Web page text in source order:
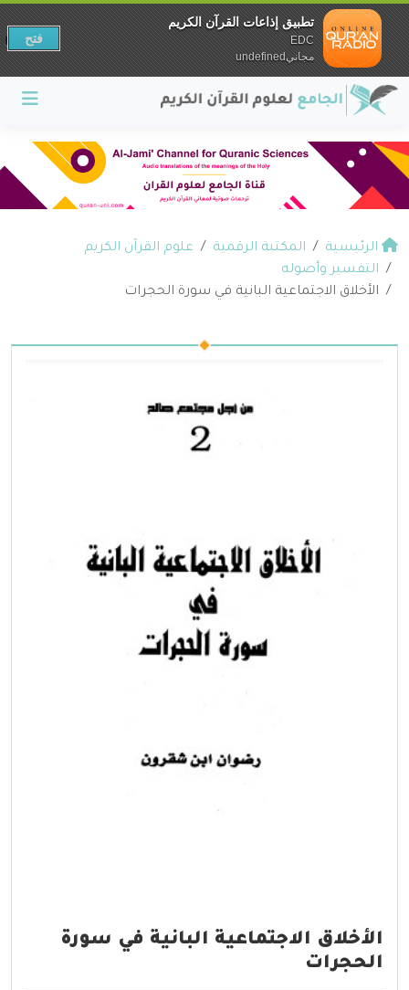
الرئيسية المكتبة الرقمية
علوم القرآن الكريم
التفسير وأصوله
الأخلاق الاجتماعية البانية في سورة الحجرات
الأخلاق الاجتماعية البانية في سورة
الحجرات
تطبيق إذاعات القرآن الكريم
EDC
مجانيundefined
فتح